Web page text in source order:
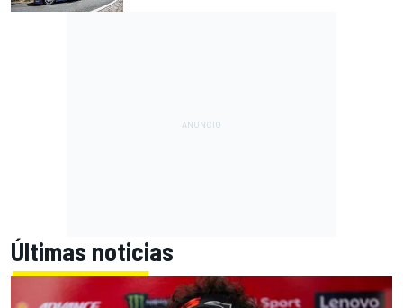
Últimas noticias